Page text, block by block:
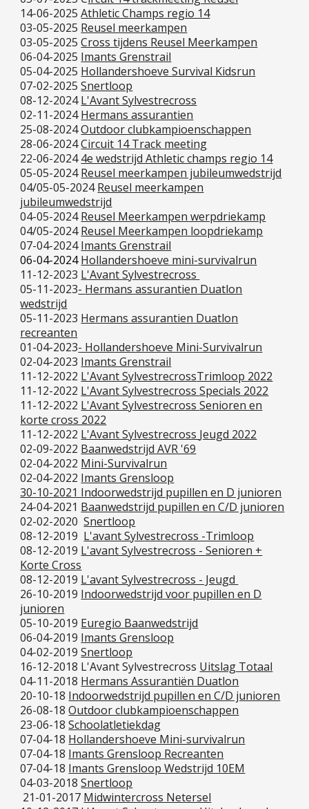
14-06-2025Athletic Champs regio 14
03-05-2025 Reusel meerkampen
03-05-2025Cross tijdens Reusel Meerkampen
06-04-2025 Imants Grenstrail
05-04-2025 Hollandershoeve Survival Kidsrun
07-02-2025Snertloop
08-12-2024L'Avant Sylvestrecross
02-11-2024Hermans assurantien
25-08-2024Outdoor clubkampioenschappen
28-06-2024Circuit 14 Track meeting
22-06-20244e wedstrijd Athletic champs regio 14
05-05-2024Reusel meerkampen jubileumwedstrijd
04/05-05-2024Reusel meerkampen
jubileumwedstrijd
04-05-2024Reusel Meerkampen werpdriekamp
04/05-2024Reusel Meerkampen loopdriekamp
07-04-2024Imants Grenstrail
06-04-2024Hollandershoeve mini-survivalrun
11-12-2023 L'Avant Sylvestrecross
05-11-2023- Hermans assurantien Duatlon
wedstrijd
05-11-2023 Hermans assurantien Duatlon
recreanten
01-04-2023- Hollandershoeve Mini-Survivalrun
02-04-2023 Imants Grenstrail
11-12-2022 L'Avant SylvestrecrossTrimloop 2022
11-12-2022 L'Avant SylvestrecrossSpecials 2022
11-12-2022 L'Avant SylvestrecrossSenioren en
korte cross 2022
11-12-2022 L'Avant Sylvestrecross Jeugd 2022
02-09-2022 Baanwedstrijd AVR '69
02-04-2022 Mini-Survivalrun
02-04-2022 Imants Grensloop
30-10-2021 Indoorwedstrijd pupillen en D junioren
24-04-2021 Baanwedstrijd pupillen en C/D junioren
02-02-2020 Snertloop
08-12-2019 L'avant Sylvestrecross -Trimloop
08-12-2019 L'avant Sylvestrecross - Senioren +
Korte Cross
08-12-2019 L'avant Sylvestrecross - Jeugd
26-10-2019 Indoorwedstrijd voor pupillen en D
junioren
05-10-2019 Euregio Baanwedstrijd
06-04-2019 Imants Grensloop
04-02-2019 Snertloop
16-12-2018 L'Avant Sylvestrecross Uitslag Totaal
04-11-2018 Hermans Assurantiën Duatlon
20-10-18 Indoorwedstrijd pupillen en C/D junioren
26-08-18 Outdoor clubkampioenschappen
23-06-18 Schoolatletiekdag
07-04-18 Hollandershoeve Mini-survivalrun
07-04-18 Imants Grensloop Recreanten
07-04-18 Imants Grensloop Wedstrijd 10EM
04-03-2018 Snertloop
21-01-2017 Midwintercross Netersel